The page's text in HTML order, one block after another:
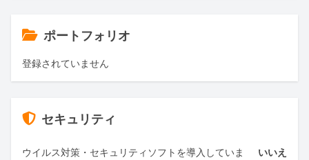
ポートフォリオ
登録されていません
セキュリティ
ウイルス対策・セキュリティソフトを導入していま
いいえ